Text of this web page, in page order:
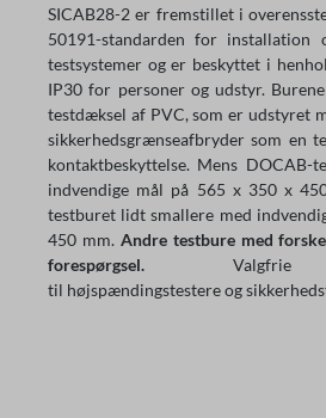
SICAB28-2 er fremstillet i
50191-standarden for
testsystemer og er beskyttet i
IP30 for personer og udstyr.
testdæksel af PVC, som er udstyret
sikkerhedsgrænseafbryder som en
kontaktbeskyttelse. Mens DOCAB-
indvendige mål på 565 x 350 x
testburet lidt smallere med
450 mm. Andre testbure med
forespørgsel.
til højspændingstestere og